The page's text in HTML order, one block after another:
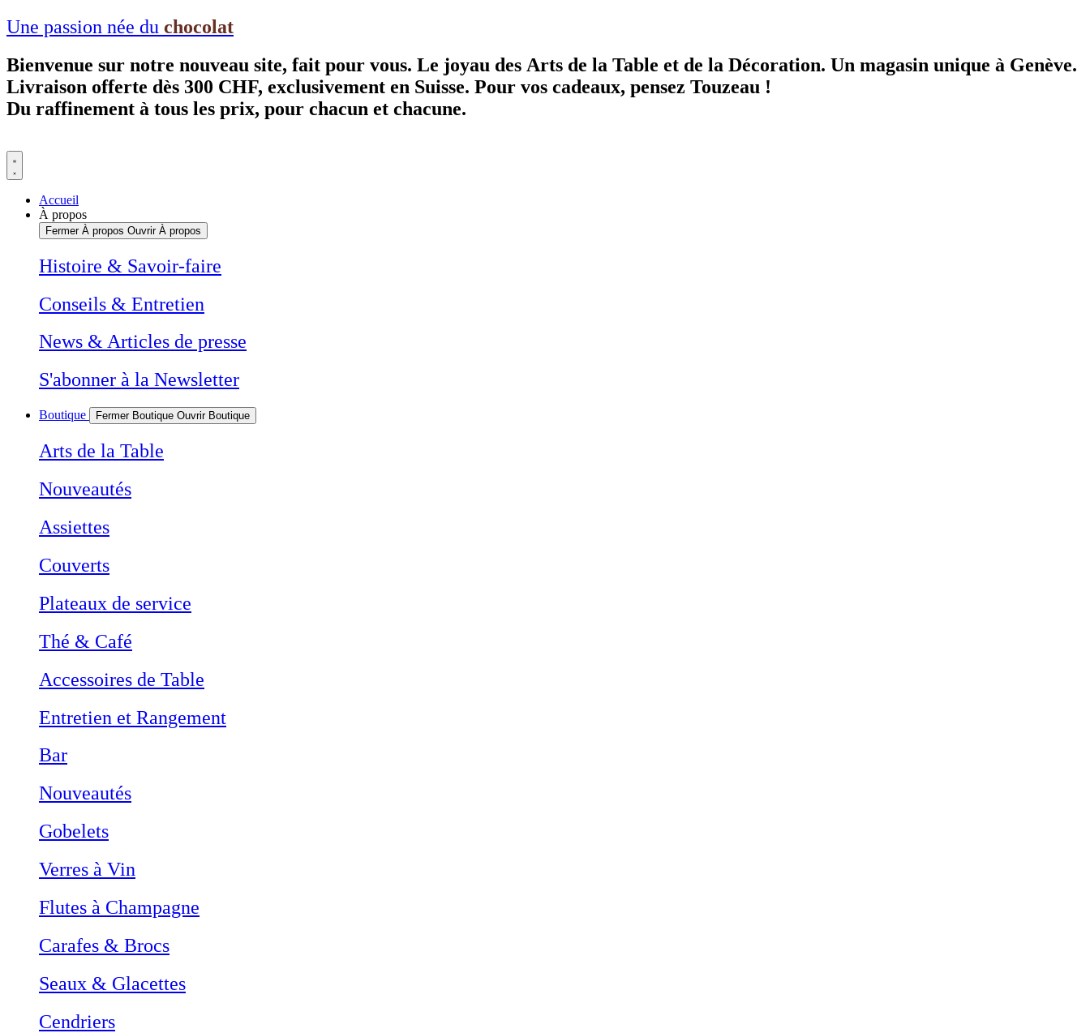
Aller
au
Une passion née du chocolat
Bienvenue sur notre nouveau site, fait pour vous. Le joyau des Arts de la Table et de la Décoration. Un magasin unique à Genève.
Livraison offerte dès 300 CHF, exclusivement en Suisse. Pour vos cadeaux, pensez Touzeau !
Du raffinement à tous les prix, pour chacun et chacune.
Accueil
À propos
Fermer À propos Ouvrir À propos
Histoire & Savoir-faire
Conseils & Entretien
News & Articles de presse
S'abonner à la Newsletter
Boutique Fermer Boutique Ouvrir Boutique
Arts de la Table
Nouveautés
Assiettes
Couverts
Plateaux de service
Thé & Café
Accessoires de Table
Entretien et Rangement
Bar
Nouveautés
Gobelets
Verres à Vin
Flutes à Champagne
Carafes & Brocs
Seaux & Glacettes
Cendriers